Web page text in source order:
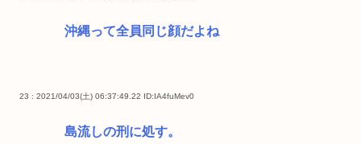
沖縄って全員同じ顔だよね
23 : 2021/04/03(土) 06:37:49.22 ID:IA4fuMev0
島流しの刑に処す。